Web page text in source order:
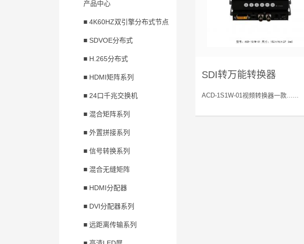
产品中心
■ 4K60HZ双引擎分布式节点
■ SDVOE分布式
■ H.265分布式
■ HDMI矩阵系列
■ 24口千兆交换机
■ 混合矩阵系列
■ 外置拼接系列
■ 信号转换系列
■ 混合无缝矩阵
■ HDMI分配器
■ DVI分配器系列
■ 远距离传输系列
SDI转万能转换器
ACD-1S1W-01视频转换器一款…...